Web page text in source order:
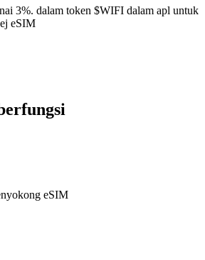
3%. dalam token $WIFI dalam apl untuk
eSIM
eSIM